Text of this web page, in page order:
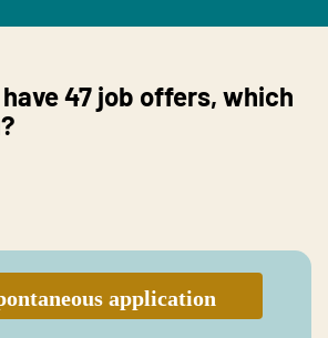
47 job offers, which
application